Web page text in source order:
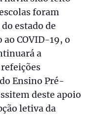
foram
estado de
COVID-19, o
a
Ensino Pré-
deste apoio
letiva da